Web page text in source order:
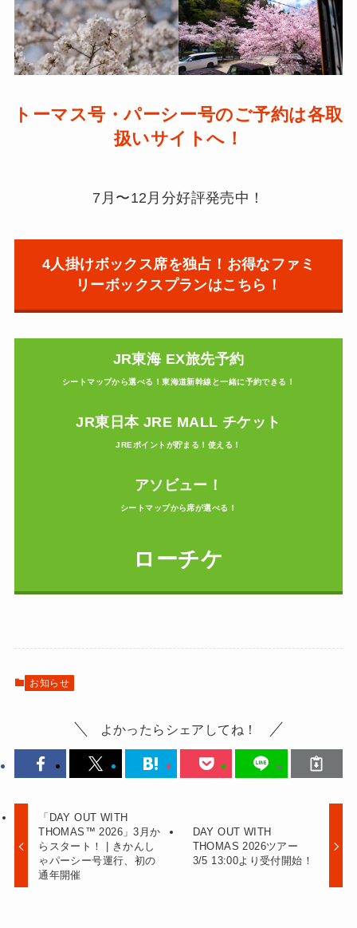
トーマス号・パーシー号のご予約は各取
扱いサイトへ！
7月〜12月分好評発売中！
4人掛けボックス席を独占！お得なファミ
リーボックスプランはこちら！
JR東海 EX旅先予約
シートマップから選べる！東海道新幹線と一緒に予約できる！
JR東日本 JRE MALL チケット
JREポイントが貯まる！使える！
アソビュー！
シートマップから席が選べる！
ローチケ
お知らせ
よかったらシェアしてね！
「DAY OUT WITH
THOMAS™ 2026」3月か
らスタート！ | きかんし
ゃパーシー号運行、初の
通年開催
DAY OUT WITH
THOMAS 2026ツアー
3/5 13:00より受付開始！